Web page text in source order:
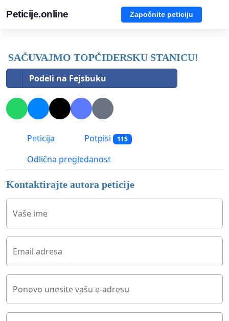
Peticije.online Započnite peticiju
SAČUVAJMO TOPČIDERSKU STANICU!
Podeli na Fejsbuku
Peticija Potpisi 115
Odlična pregledanost
Kontaktirajte autora peticije
Vaše ime
Email adresa
Ponovo unesite vašu e-adresu